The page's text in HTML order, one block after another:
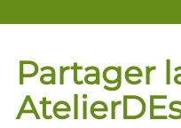
Partager